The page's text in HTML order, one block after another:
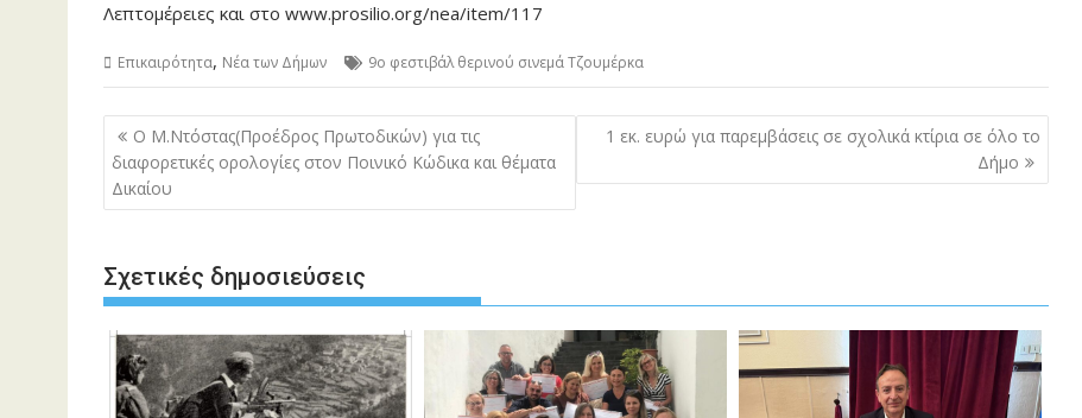
Λεπτομέρειες και στο www.prosilio.org/nea/item/117
Επικαιρότητα, Νέα των Δήμων 9ο φεστιβάλ θερινού σινεμά Τζουμέρκα
Πλοήγηση
άρθρων
Ο Μ.Ντόστας(Προέδρος Πρωτοδικών) για τις
διαφορετικές ορολογίες στον Ποινικό Κώδικα και θέματα
Δικαίου
1 εκ. ευρώ για παρεμβάσεις σε σχολικά κτίρια σε όλο το
Δήμο
Σχετικές δημοσιεύσεις